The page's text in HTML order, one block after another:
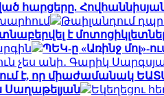
հարցերը.
Թաիլանդում
է
ՊԵԿ-ը «Առինջ մոլ»-
չես անի․ Գարիկ
է, որ միաժամանակ ԵԱՏՄ
Սաղաթելյան
Եկեղեցու